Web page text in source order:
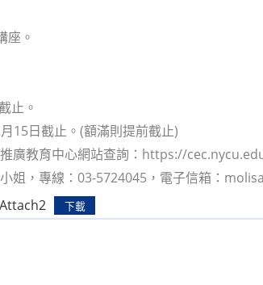
座。
止。
15日截止。(額滿則提前截止)
廣教育中心網站查詢：https://
姐，專線：03-5724045，電子信箱：
下載